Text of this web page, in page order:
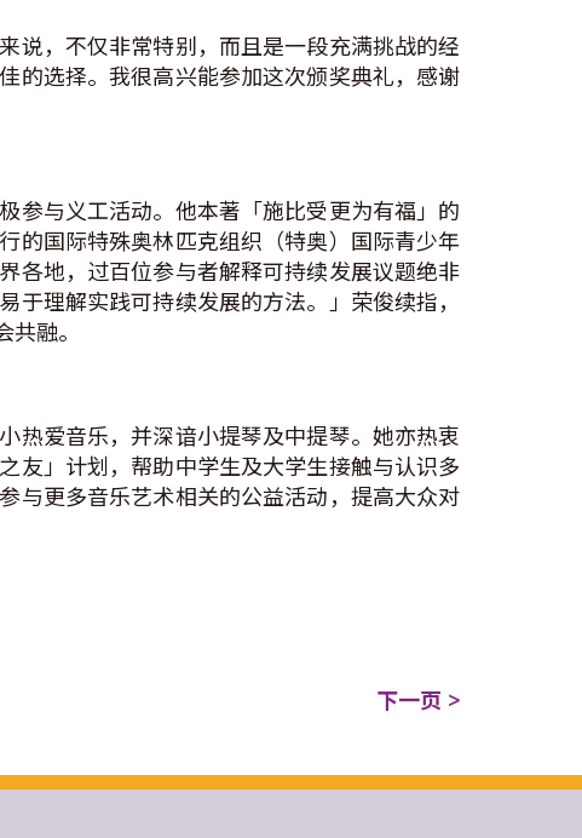
说，不仅非常特别，而且是一段充满挑战的经
的选择。我很高兴能参加这次颁奖典礼，感谢
参与义工活动。他本著「施比受更为有福」的
的国际特殊奥林匹克组织（特奥）国际青少年
各地，过百位参与者解释可持续发展议题绝非
理解实践可持续发展的方法。」荣俊续指，
融。
热爱音乐，并深谙小提琴及中提琴。她亦热衷
友」计划，帮助中学生及大学生接触与认识多
与更多音乐艺术相关的公益活动，提高大众对
下一页 >